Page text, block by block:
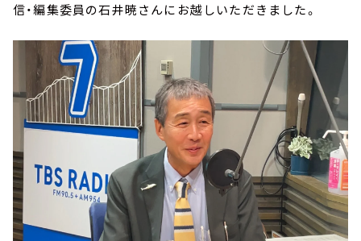
信・編集委員の石井暁さんにお越しいただきました。